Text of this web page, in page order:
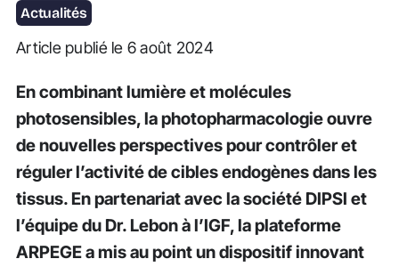
Actualités
Article publié le 6 août 2024
En combinant lumière et molécules
photosensibles, la photopharmacologie ouvre
de nouvelles perspectives pour contrôler et
réguler l’activité de cibles endogènes dans les
tissus. En partenariat avec la société DIPSI et
l’équipe du Dr. Lebon à l’IGF, la plateforme
ARPEGE a mis au point un dispositif innovant